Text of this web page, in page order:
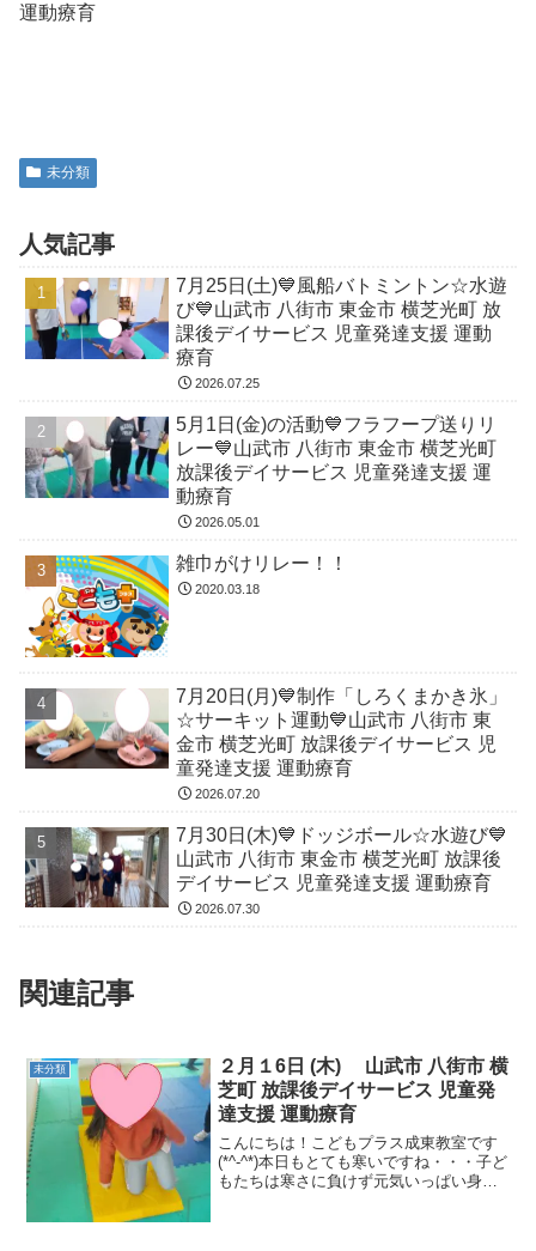
運動療育
未分類
人気記事
7月25日(土)💙風船バトミントン☆水遊
び💙山武市 八街市 東金市 横芝光町 放
課後デイサービス 児童発達支援 運動
療育
2026.07.25
5月1日(金)の活動💙フラフープ送りリ
レー💙山武市 八街市 東金市 横芝光町
放課後デイサービス 児童発達支援 運
動療育
2026.05.01
雑巾がけリレー！！
2020.03.18
7月20日(月)💙制作「しろくまかき氷」
☆サーキット運動💙山武市 八街市 東
金市 横芝光町 放課後デイサービス 児
童発達支援 運動療育
2026.07.20
7月30日(木)💙ドッジボール☆水遊び💙
山武市 八街市 東金市 横芝光町 放課後
デイサービス 児童発達支援 運動療育
2026.07.30
関連記事
未分類
２月１6日 (木) 山武市 八街市 横
芝町 放課後デイサービス 児童発
達支援 運動療育
こんにちは！こどもプラス成東教室です
(*^-^*)本日もとても寒いですね・・・子ど
もたちは寒さに負けず元気いっぱい身体